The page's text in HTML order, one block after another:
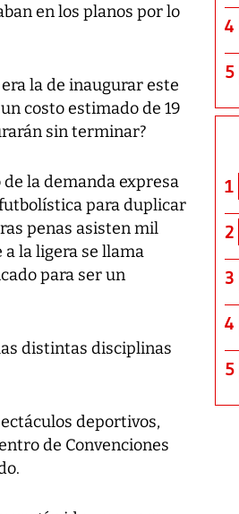
en los planos por lo
la de inaugurar este
costo estimado de 19
sin terminar?
la demanda expresa
para duplicar
penas asisten mil
la ligera se llama
para ser un
distintas disciplinas
deportivos,
de Convenciones
4
5
1
2
3
4
5